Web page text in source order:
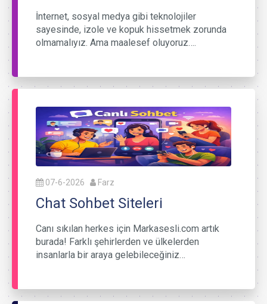
İnternet, sosyal medya gibi teknolojiler
sayesinde, izole ve kopuk hissetmek zorunda
olmamalıyız. Ama maalesef oluyoruz….
07-6-2026 Farz
Chat Sohbet Siteleri
Canı sıkılan herkes için Markasesli.com artık
burada! Farklı şehirlerden ve ülkelerden
insanlarla bir araya gelebileceğiniz…